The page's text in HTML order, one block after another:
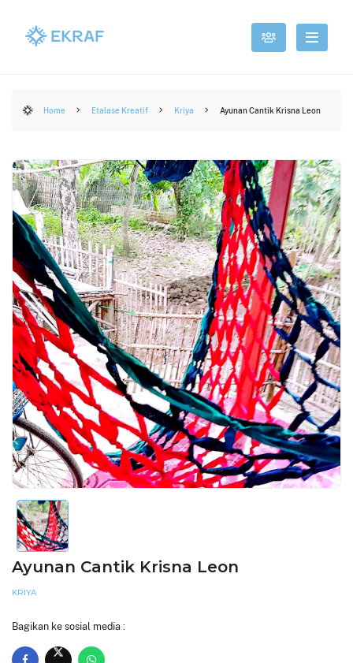
Home Etalase Kreatif Kriya Ayunan Cantik Krisna Leon
Ayunan Cantik Krisna Leon
KRIYA
Bagikan ke sosial media :